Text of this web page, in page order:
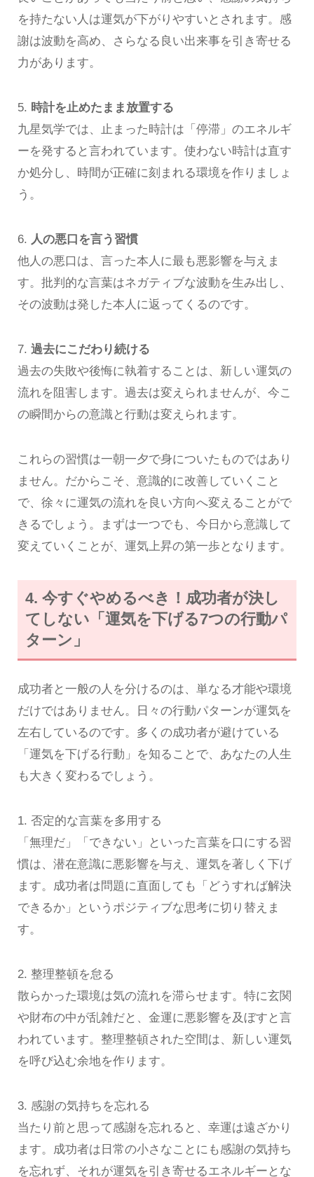
を持たない人は運気が下がりやすいとされます。感
謝は波動を高め、さらなる良い出来事を引き寄せる
力があります。
5. 時計を止めたまま放置する
九星気学では、止まった時計は「停滞」のエネルギ
ーを発すると言われています。使わない時計は直す
か処分し、時間が正確に刻まれる環境を作りましょ
う。
6. 人の悪口を言う習慣
他人の悪口は、言った本人に最も悪影響を与えま
す。批判的な言葉はネガティブな波動を生み出し、
その波動は発した本人に返ってくるのです。
7. 過去にこだわり続ける
過去の失敗や後悔に執着することは、新しい運気の
流れを阻害します。過去は変えられませんが、今こ
の瞬間からの意識と行動は変えられます。
これらの習慣は一朝一夕で身についたものではあり
ません。だからこそ、意識的に改善していくこと
で、徐々に運気の流れを良い方向へ変えることがで
きるでしょう。まずは一つでも、今日から意識して
変えていくことが、運気上昇の第一歩となります。
4. 今すぐやめるべき！成功者が決し
てしない「運気を下げる7つの行動パ
ターン」
成功者と一般の人を分けるのは、単なる才能や環境
だけではありません。日々の行動パターンが運気を
左右しているのです。多くの成功者が避けている
「運気を下げる行動」を知ることで、あなたの人生
も大きく変わるでしょう。
1. 否定的な言葉を多用する
「無理だ」「できない」といった言葉を口にする習
慣は、潜在意識に悪影響を与え、運気を著しく下げ
ます。成功者は問題に直面しても「どうすれば解決
できるか」というポジティブな思考に切り替えま
す。
2. 整理整頓を怠る
散らかった環境は気の流れを滞らせます。特に玄関
や財布の中が乱雑だと、金運に悪影響を及ぼすと言
われています。整理整頓された空間は、新しい運気
を呼び込む余地を作ります。
3. 感謝の気持ちを忘れる
当たり前と思って感謝を忘れると、幸運は遠ざかり
ます。成功者は日常の小さなことにも感謝の気持ち
を忘れず、それが運気を引き寄せるエネルギーとな